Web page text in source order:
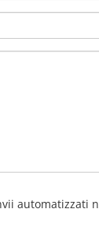
automatizzati